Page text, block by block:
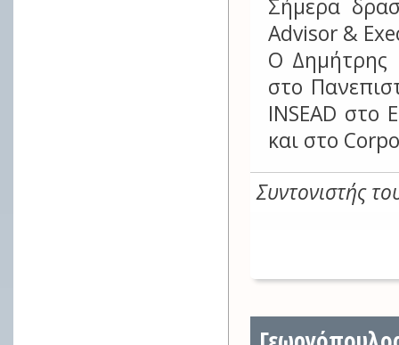
Σήμερα
Advisor &
Ο Δημήτρης
στο
INSEAD στο
και στο
Συντονιστής